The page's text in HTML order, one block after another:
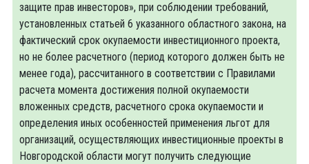
защите прав инвесторов», при соблюдении требований,
установленных статьей 6 указанного областного закона, на
фактический срок окупаемости инвестиционного проекта,
но не более расчетного (период которого должен быть не
менее года), рассчитанного в соответствии с Правилами
расчета момента достижения полной окупаемости
вложенных средств, расчетного срока окупаемости и
определения иных особенностей применения льгот для
организаций, осуществляющих инвестиционные проекты в
Новгородской области могут получить следующие